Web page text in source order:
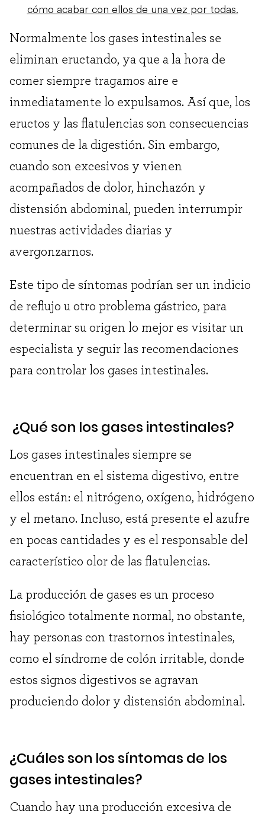
cómo acabar con ellos de una vez por todas.
Normalmente los gases intestinales se
eliminan eructando, ya que a la hora de
comer siempre tragamos aire e
inmediatamente lo expulsamos. Así que, los
eructos y las flatulencias son consecuencias
comunes de la digestión. Sin embargo,
cuando son excesivos y vienen
acompañados de dolor, hinchazón y
distensión abdominal, pueden interrumpir
nuestras actividades diarias y
avergonzarnos.
Este tipo de síntomas podrían ser un indicio
de reflujo u otro problema gástrico, para
determinar su origen lo mejor es visitar un
especialista y seguir las recomendaciones
para controlar los gases intestinales.
¿Qué son los gases intestinales?
Los gases intestinales siempre se
encuentran en el sistema digestivo, entre
ellos están: el nitrógeno, oxígeno, hidrógeno
y el metano. Incluso, está presente el azufre
en pocas cantidades y es el responsable del
característico olor de las flatulencias.
La producción de gases es un proceso
fisiológico totalmente normal, no obstante,
hay personas con trastornos intestinales,
como el síndrome de colón irritable, donde
estos signos digestivos se agravan
produciendo dolor y distensión abdominal.
¿Cuáles son los síntomas de los
gases intestinales?
Cuando hay una producción excesiva de